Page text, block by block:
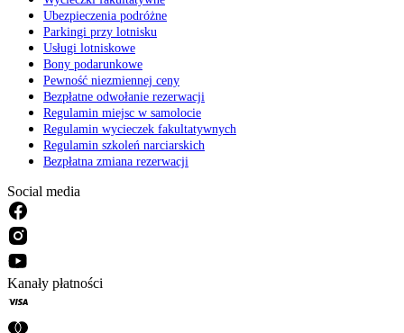
Ubezpieczenia podróżne
Parkingi przy lotnisku
Usługi lotniskowe
Bony podarunkowe
Pewność niezmiennej ceny
Bezpłatne odwołanie rezerwacji
Regulamin miejsc w samolocie
Regulamin wycieczek fakultatywnych
Regulamin szkoleń narciarskich
Bezpłatna zmiana rezerwacji
Social media
Kanały płatności